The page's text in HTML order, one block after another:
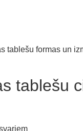
tablešu formas un
tablešu